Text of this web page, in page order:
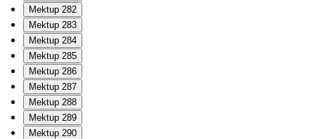
Mektup 282
Mektup 283
Mektup 284
Mektup 285
Mektup 286
Mektup 287
Mektup 288
Mektup 289
Mektup 290